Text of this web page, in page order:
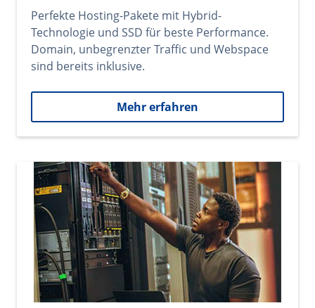
Perfekte Hosting-Pakete mit Hybrid-
Technologie und SSD für beste Performance.
Domain, unbegrenzter Traffic und Webspace
sind bereits inklusive.
Mehr erfahren